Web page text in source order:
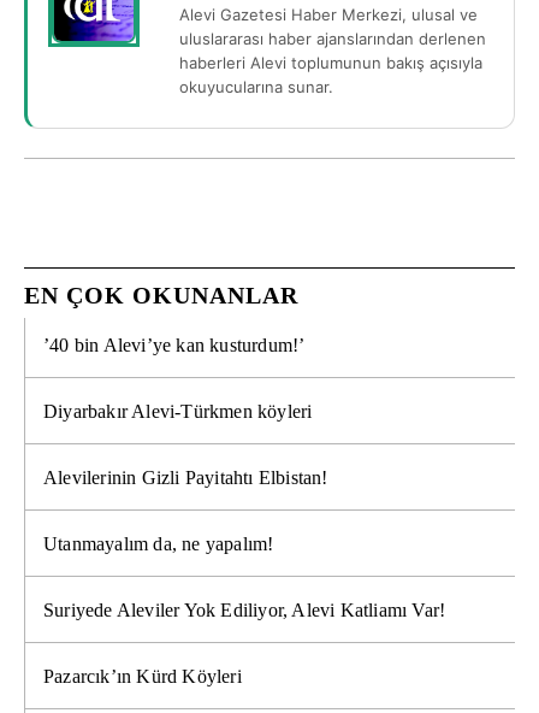
Alevi Gazetesi Haber Merkezi, ulusal ve
uluslararası haber ajanslarından derlenen
haberleri Alevi toplumunun bakış açısıyla
okuyucularına sunar.
EN ÇOK OKUNANLAR
’40 bin Alevi’ye kan kusturdum!’
Diyarbakır Alevi-Türkmen köyleri
Alevilerinin Gizli Payitahtı Elbistan!
Utanmayalım da, ne yapalım!
Suriyede Aleviler Yok Ediliyor, Alevi Katliamı Var!
Pazarcık’ın Kürd Köyleri